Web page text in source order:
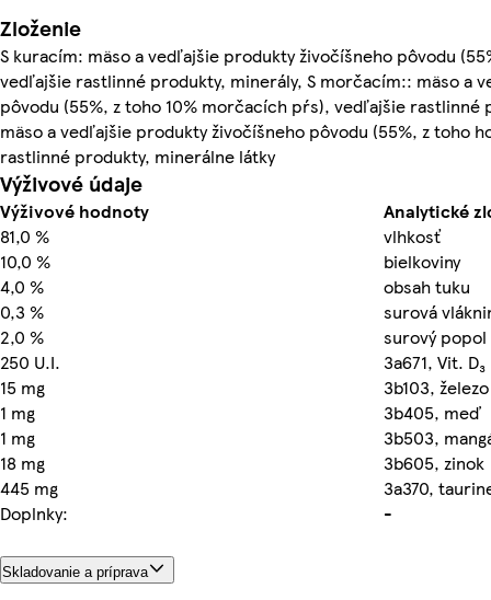
Zloženie
S kuracím: mäso a vedľajšie produkty živočíšneho pôvodu
vedľajšie rastlinné produkty, minerály, S morčacím:: mäso a
pôvodu (55%, z toho 10% morčacích pŕs), vedľajšie rastlinné
mäso a vedľajšie produkty živočíšneho pôvodu (55%, z toho
rastlinné produkty, minerálne látky
Výživové údaje
Výživové hodnoty
Analytické
81,0 %
vlhkosť
10,0 %
bielkoviny
4,0 %
obsah tuku
0,3 %
surová
2,0 %
surový popol
250 U.I.
3a671, Vit. D₃
15 mg
3b103, železo
1 mg
3b405, meď
1 mg
3b503,
18 mg
3b605, zinok
445 mg
3a370,
Doplnky:
-
Skladovanie a príprava